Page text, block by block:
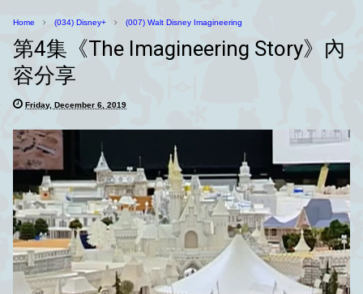
Home (034) Disney+ (007) Walt Disney Imagineering
第4集《The Imagineering Story》內
容分享
Friday, December 6, 2019